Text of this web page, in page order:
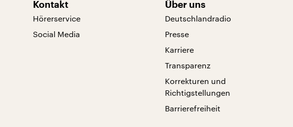
Kontakt
Hörerservice
Social Media
Über uns
Deutschlandradio
Presse
Karriere
Transparenz
Korrekturen und
Richtigstellungen
Barrierefreiheit